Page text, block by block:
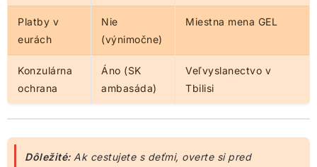
Platby v
eurách
Nie
(výnimočne)
Miestna mena GEL
Konzulárna
ochrana
Áno (SK
ambasáda)
Veľvyslanectvo v
Tbilisi
Dôležité:Ak cestujete s deťmi, overte si pred